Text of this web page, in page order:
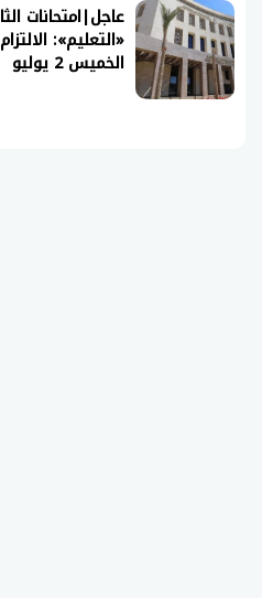
«التعليم»:
الخميس 2 يوليو